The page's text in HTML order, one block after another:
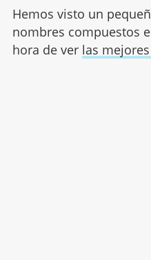
Hemos visto un
nombres compuestos
hora de ver las